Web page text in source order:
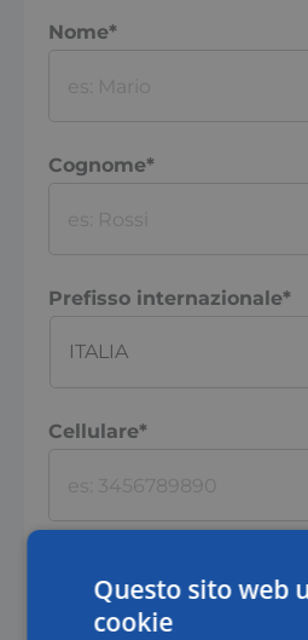
Nome*
Cognome*
Prefisso internazionale*
Cellulare*
Questo sito web
cookie